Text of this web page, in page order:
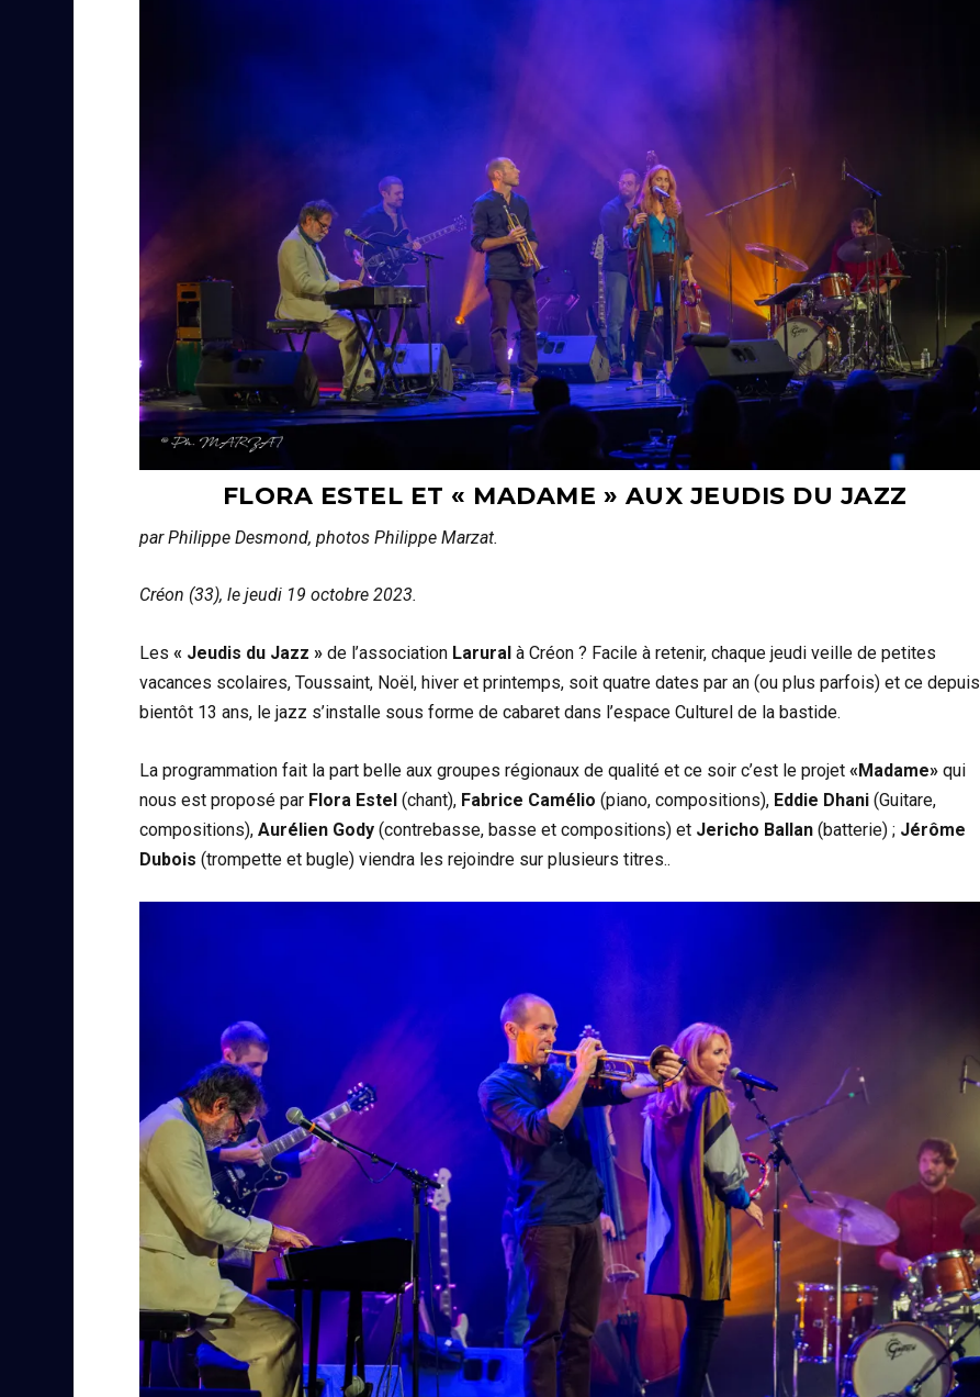
FLORA ESTEL ET « MADAME » AUX JEUDIS DU JAZZ
par Philippe Desmond, photos Philippe Marzat.
Créon (33), le jeudi 19 octobre 2023.
Les« Jeudis du Jazz » de l’association Larural à Créon ? Facile à retenir, chaque jeudi veille de petites
vacances scolaires, Toussaint, Noël, hiver et printemps, soit quatre dates par an (ou plus parfois) et ce depuis
bientôt 13 ans, le jazz s’installe sous forme de cabaret dans l’espace Culturel de la bastide.
La programmation fait la part belle aux groupes régionaux de qualité et ce soir c’est le projet«Madame» qui
nous est proposé par Flora Estel (chant), Fabrice Camélio (piano, compositions), Eddie Dhani(Guitare,
compositions),Aurélien Gody (contrebasse, basse et compositions) et Jericho Ballan (batterie) ; Jérôme
Dubois (trompette et bugle) viendra les rejoindre sur plusieurs titres..